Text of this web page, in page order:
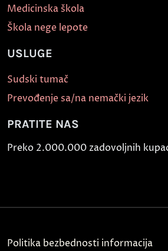
Medicinska škola
Škola nege lepote
USLUGE
Sudski tumač
Prevođenje sa/na nemački jezik
PRATITE NAS
Preko 2.000.000 zadovoljnih
Politika bezbednosti informacija